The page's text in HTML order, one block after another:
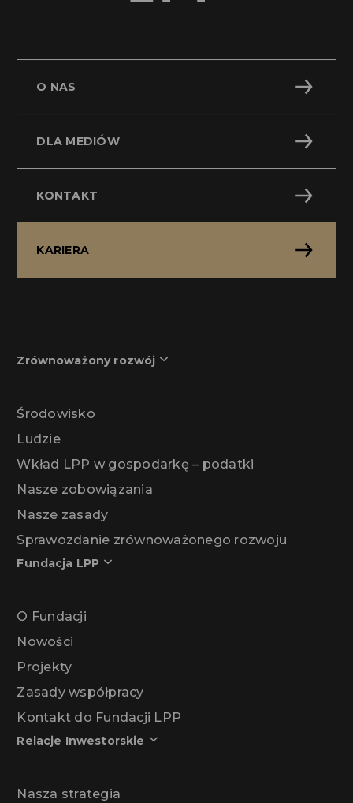
O NAS
DLA MEDIÓW
KONTAKT
KARIERA
Zrównoważony rozwój
Środowisko
Ludzie
Wkład LPP w gospodarkę – podatki
Nasze zobowiązania
Nasze zasady
Sprawozdanie zrównoważonego rozwoju
Fundacja LPP
O Fundacji
Nowości
Projekty
Zasady współpracy
Kontakt do Fundacji LPP
Relacje Inwestorskie
Nasza strategia